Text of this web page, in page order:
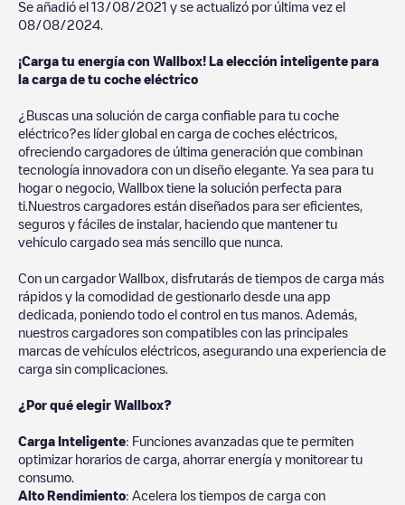
Se añadió el 13/08/2021 y se actualizó por última vez el
08/08/2024
¡Carga tu energía con Wallbox! La elección inteligente para
la carga de tu coche eléctrico
¿Buscas una solución de carga confiable para tu coche
eléctrico?es líder global en carga de coches eléctricos,
ofreciendo cargadores de última generación que combinan
tecnología innovadora con un diseño elegante. Ya sea para tu
hogar o negocio, Wallbox tiene la solución perfecta para
ti.Nuestros cargadores están diseñados para ser eficientes,
seguros y fáciles de instalar, haciendo que mantener tu
vehículo cargado sea más sencillo que nunca.
Con un cargador Wallbox, disfrutarás de tiempos de carga más
rápidos y la comodidad de gestionarlo desde una app
dedicada, poniendo todo el control en tus manos. Además,
nuestros cargadores son compatibles con las principales
marcas de vehículos eléctricos, asegurando una experiencia de
carga sin complicaciones.
¿Por qué elegir Wallbox?
Carga Inteligente: Funciones avanzadas que te permiten
optimizar horarios de carga, ahorrar energía y monitorear tu
consumo.
Alto Rendimiento: Acelera los tiempos de carga con